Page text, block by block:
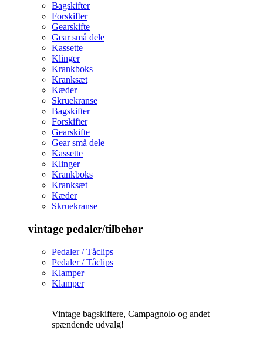
Bagskifter
Forskifter
Gearskifte
Gear små dele
Kassette
Klinger
Krankboks
Kranksæt
Kæder
Skruekranse
Bagskifter
Forskifter
Gearskifte
Gear små dele
Kassette
Klinger
Krankboks
Kranksæt
Kæder
Skruekranse
vintage pedaler/tilbehør
Pedaler / Tåclips
Pedaler / Tåclips
Klamper
Klamper
Vintage bagskiftere, Campagnolo og andet
spændende udvalg!